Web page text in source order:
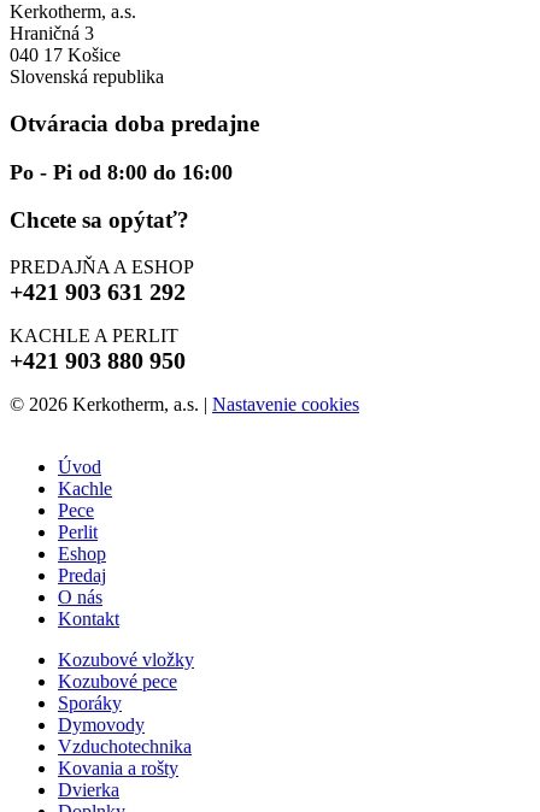
Kerkotherm, a.s.
Hraničná 3
040 17 Košice
Slovenská republika
Otváracia doba predajne
Po - Pi od 8:00 do 16:00
Chcete sa opýtať?
PREDAJŇA A ESHOP
+421 903 631 292
KACHLE A PERLIT
+421 903 880 950
© 2026 Kerkotherm, a.s. | Nastavenie cookies
Úvod
Kachle
Pece
Perlit
Eshop
Predaj
O nás
Kontakt
Kozubové vložky
Kozubové pece
Sporáky
Dymovody
Vzduchotechnika
Kovania a rošty
Dvierka